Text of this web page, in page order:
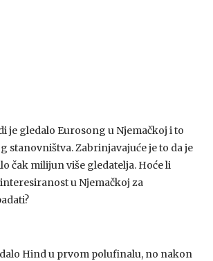
je gledalo Eurosong u Njemačkoj i to
stanovništva. Zabrinjavajuće je to da je
čak milijun više gledatelja. Hoće li
u Njemačkoj za
Hind u prvom polufinalu, no nakon